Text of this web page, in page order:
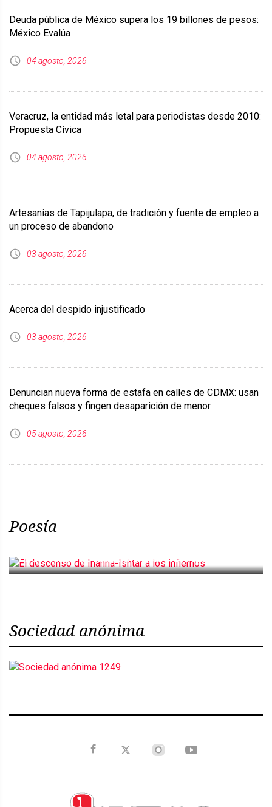
Deuda pública de México supera los 19 billones de pesos:
México Evalúa
04 agosto, 2026
Veracruz, la entidad más letal para periodistas desde 2010:
Propuesta Cívica
04 agosto, 2026
Artesanías de Tapijulapa, de tradición y fuente de empleo a
un proceso de abandono
03 agosto, 2026
Acerca del despido injustificado
03 agosto, 2026
Denuncian nueva forma de estafa en calles de CDMX: usan
cheques falsos y fingen desaparición de menor
05 agosto, 2026
Poesía
El descenso de Inanna-Ishtar a los infiernos
Sociedad anónima